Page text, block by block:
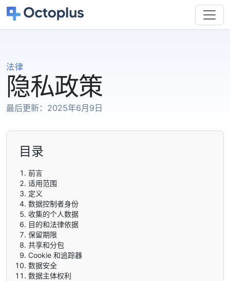
法律
隐私政策
最后更新：2025年6月9日
目录
前言
适用范围
定义
数据控制者身份
收集的个人数据
目的和法律依据
保留期限
共享和分包
Cookie 和追踪器
数据安全
数据主体权利